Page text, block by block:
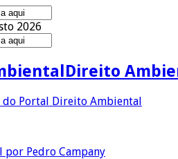
2026
Direito
por Pedro Campany